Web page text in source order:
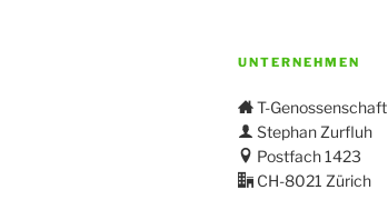
UNTERNEHMEN
T-Genossenschaft
Stephan Zurfluh
Postfach 1423
CH-8021 Zürich